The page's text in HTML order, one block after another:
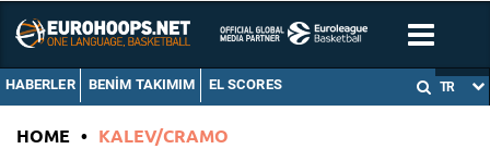
HABERLER BENIM TAKIMIM EL SCORES TR
HOME • KALEV/CRAMO